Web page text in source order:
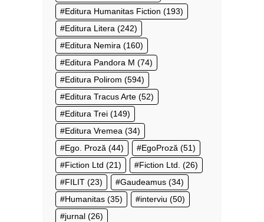
Editura Humanitas Fiction (193)
Editura Litera (242)
Editura Nemira (160)
Editura Pandora M (74)
Editura Polirom (594)
Editura Tracus Arte (52)
Editura Trei (149)
Editura Vremea (34)
Ego. Proză (44) EgoProză (51)
Fiction Ltd (21) Fiction Ltd. (26)
FILIT (23) Gaudeamus (34)
Humanitas (35) interviu (50)
jurnal (26)